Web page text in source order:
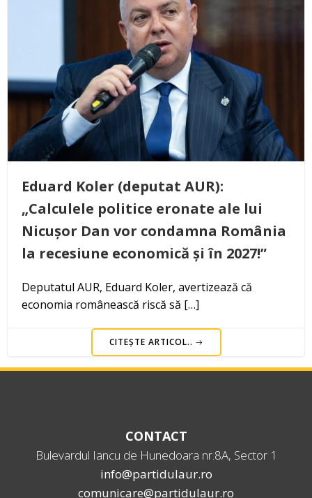
Eduard Koler (deputat AUR):
„Calculele politice eronate ale lui
Nicușor Dan vor condamna România
la recesiune economică și în 2027!”
Deputatul AUR, Eduard Koler, avertizează că
economia românească riscă să […]
CITEȘTE ARTICOL..
CONTACT
Bulevardul Iancu de Hunedoara nr.8A, Sector 1
info@partidulaur.ro
comunicare@partidulaur.ro